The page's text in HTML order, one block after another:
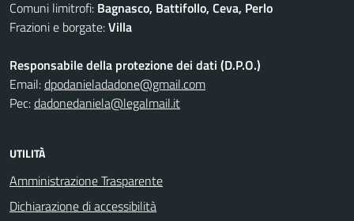
Comuni limitrofi: Bagnasco, Battifollo, Ceva, Perlo
Frazioni e borgate:Villa
Responsabile della protezione dei dati (D.P.O.)
Email:dpodanieladadone@gmail.com
Pec:dadonedaniela@legalmail.it
UTILITÀ
Amministrazione Trasparente
Dichiarazione di accessibilità